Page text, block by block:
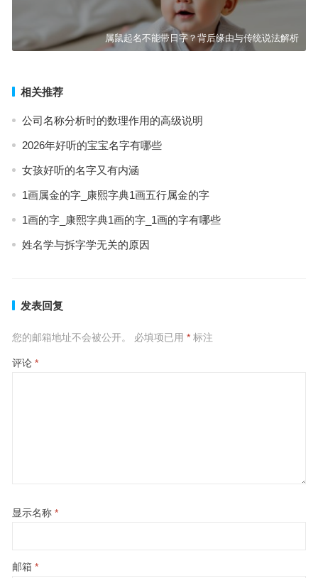
属鼠起名不能带日字？背后缘由与传统说法解析
相关推荐
公司名称分析时的数理作用的高级说明
2026年好听的宝宝名字有哪些
女孩好听的名字又有内涵
1画属金的字_康熙字典1画五行属金的字
1画的字_康熙字典1画的字_1画的字有哪些
姓名学与拆字学无关的原因
发表回复
您的邮箱地址不会被公开。 必填项已用 *标注
评论 *
显示名称 *
邮箱 *